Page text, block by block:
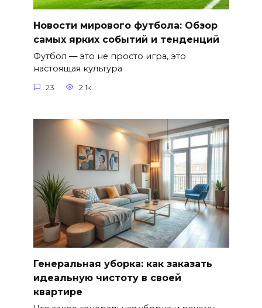
Новости мирового футбола: Обзор
самых ярких событий и тенденций
Футбол — это не просто игра, это
настоящая культура
23 2.1к.
Генеральная уборка: как заказать
идеальную чистоту в своей
квартире